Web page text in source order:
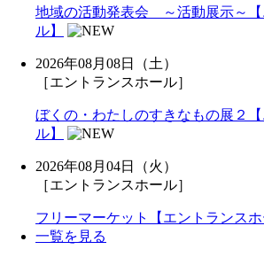
地域の活動発表会 ～活動展示～【
ル】
2026年08月08日（土）
［エントランスホール］
ぼくの・わたしのすきなもの展２
ル】
2026年08月04日（火）
［エントランスホール］
フリーマーケット【エントランスホ
一覧を見る